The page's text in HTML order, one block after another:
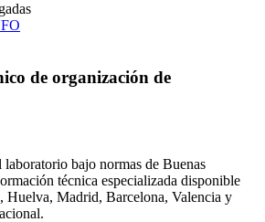
de organización de
bajo normas de Buenas
técnica especializada disponible
Huelva, Madrid, Barcelona, Valencia y